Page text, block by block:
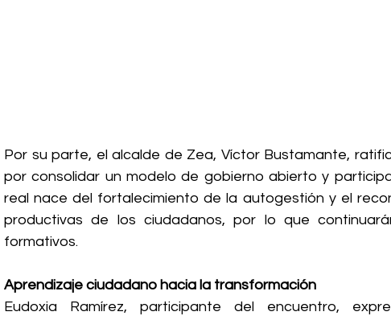
Por su parte, el alcalde de Zea, Víctor Bustamante,
por consolidar un modelo de gobierno abierto y
real nace del fortalecimiento de la autogestión y el
productivas de los ciudadanos, por lo que
formativos.
Aprendizaje ciudadano hacia la transformación
Eudoxia Ramírez, participante del encuentro,